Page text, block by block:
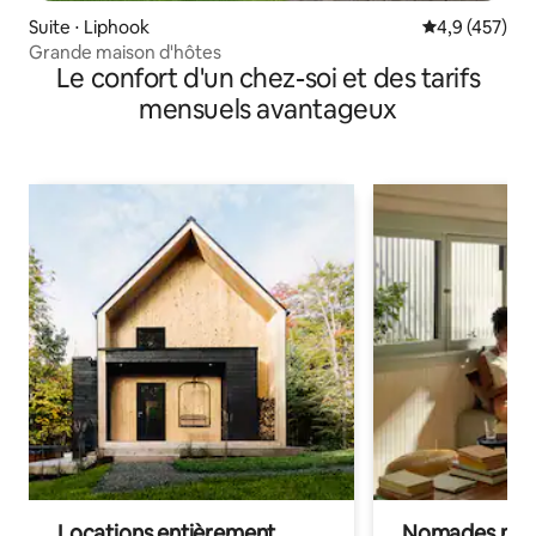
Suite ⋅ Liphook Évaluation
4,9 (457)
Grande maison d'hôtes
Le confort d'un chez-soi et des tarifs
mensuels avantageux